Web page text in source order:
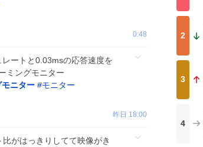
0:48
ートと0.03msの応答速度を
ミングモニター
ニター #モニター
昨日 18:00
がはっきりしてて映像がき
2
3
4